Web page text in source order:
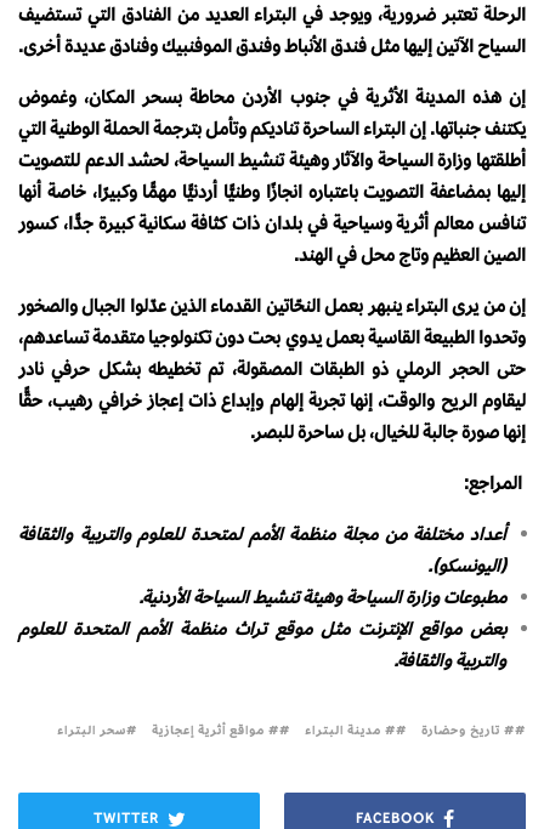
الرحلة تعتبر ضرورية، ويوجد في البتراء العديد من الفنادق التي تستضيف
السياح الآتين إليها مثل فندق الأنباط وفندق الموفنبيك وفنادق عديدة أخرى.
إن هذه المدينة الأثرية في جنوب الأردن محاطة بسحر المكان، وغموض
يكتنف جنباتها. إن البتراء الساحرة تناديكم وتأمل بترجمة الحملة الوطنية التي
أطلقتها وزارة السياحة والآثار وهيئة تنشيط السياحة، لحشد الدعم للتصويت
إليها بمضاعفة التصويت باعتباره انجازًا وطنيًّا أردنيًّا مهمًّا وكبيرًا، خاصة أنها
تنافس معالم أثرية وسياحية في بلدان ذات كثافة سكانية كبيرة جدًّا، كسور
الصين العظيم وتاج محل في الهند.
إن من يرى البتراء ينبهر بعمل النحّاتين القدماء الذين عدّلوا الجبال والصخور
وتحدوا الطبيعة القاسية بعمل يدوي بحت دون تكنولوجيا متقدمة تساعدهم،
حتى الحجر الرملي ذو الطبقات المصقولة، تم تخطيطه بشكل حرفي نادر
ليقاوم الريح والوقت، إنها تجربة إلهام وإبداع ذات إعجاز خرافي رهيب، حقًّا
إنها صورة جالبة للخيال، بل ساحرة للبصر.
المراجع:
أعداد مختلفة من مجلة منظمة الأمم لمتحدة للعلوم والتربية والثقافة
(اليونسكو).
مطبوعات وزارة السياحة وهيئة تنشيط السياحة الأردنية.
بعض مواقع الإنترنت مثل موقع تراث منظمة الأمم المتحدة للعلوم
والتربية والثقافة.
# تاريخ وحضارة # مدينة البتراء # مواقع أثرية إعجازية سحر البتراء
FACEBOOK
TWITTER